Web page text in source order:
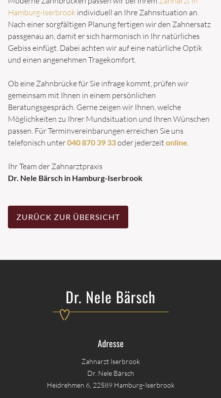
PARODONTITIS
ZAHNERHALTUNG
KARIESINFILTRATION (ICON)
INLAYS
AUFBISSSCHIENE
WURZELBEHANDLUNG
BLEACHING
FLOUROSE-FLECKEN ENTFERNEN
ZAHNIMPLANTATE
ZAHNPROTHESEN
PATIENTEN
Hamburg-Iserbrook individuell an Ihre Zahnsituation an.
Nach einer sorgfältigen Planung fertigen wir den Zahnersatz
passgenau an, damit er sich harmonisch in Ihr natürliches
Gebiss einfügt. Dabei achten wir auf eine natürliche Optik
und einen angenehmen Tragekomfort.
Ob eine Zahnbrücke für Sie infrage kommt, prüfen wir
gemeinsam mit Ihnen in einem persönlichen
Beratungsgespräch. Gerne zeigen wir Ihnen, welche
Möglichkeiten zu Ihrer Mundsituation und Ihren Wünschen
passen. Für Terminvereinbarungen erreichen Sie uns
telefonisch unter040 870 39 33oder jederzeit online
Ihr Team der Zahnarztpraxis
Dr. Nele Bärsch in Hamburg-Iserbrook
ZURÜCK ZUR ÜBERSICHT
Dr. Nele Bärsch
Adresse
Zahnarzt Iserbrook
Dr. Nele Bärsch
Heidrehmen 6, 22589 Hamburg-Iserbrook